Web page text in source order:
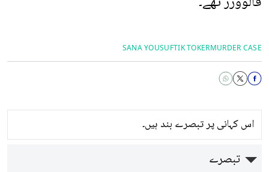
MURDER CASE
TIK TOKER
SANA YOUSUF
اس کہانی پر تبصرے بند ہیں۔
تبصرے